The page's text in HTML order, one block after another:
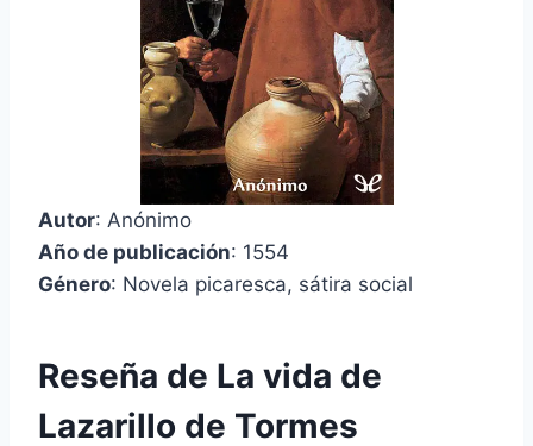
Autor: Anónimo
Año de publicación: 1554
Género: Novela picaresca, sátira social
Reseña de La vida de
Lazarillo de Tormes